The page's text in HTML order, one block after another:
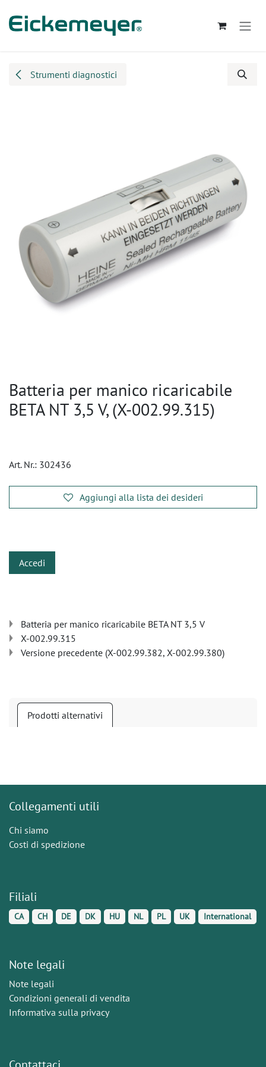
Strumenti diagnostici
Batteria per manico ricaricabile
BETA NT 3,5 V, (X-002.99.315)
Art. Nr.: 302436
Aggiungi alla lista dei desideri
Accedi
Batteria per manico ricaricabile BETA NT 3,5 V
X-002.99.315
Versione precedente (X-002.99.382, X-002.99.380)
Prodotti alternativi
Collegamenti utili
Chi siamo
Costi di spedizione
Filiali
CA CH DE DK HU NL PL UK International
Note legali
Note legali
Condizioni generali di vendita
Informativa sulla privacy